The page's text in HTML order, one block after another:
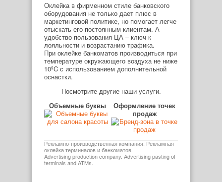
Оклейка в фирменном стиле банковского
оборудования не только дает плюс в
маркетинговой политике, но помогает легче
отыскать его постоянным клиентам. А
удобство пользования ЦА – ключ к
лояльности и возрастанию трафика.
При оклейке банкоматов производиться при
температуре окружающего воздуха не ниже
10ºC с использованием дополнительной
оснастки.
Посмотрите другие наши услуги.
Объемные буквы
Оформление точек
продаж
Рекламно-производственная компания. Рекламная
оклейка терминалов и банкоматов.
Advertising production company. Advertising pasting of
terminals and ATMs.